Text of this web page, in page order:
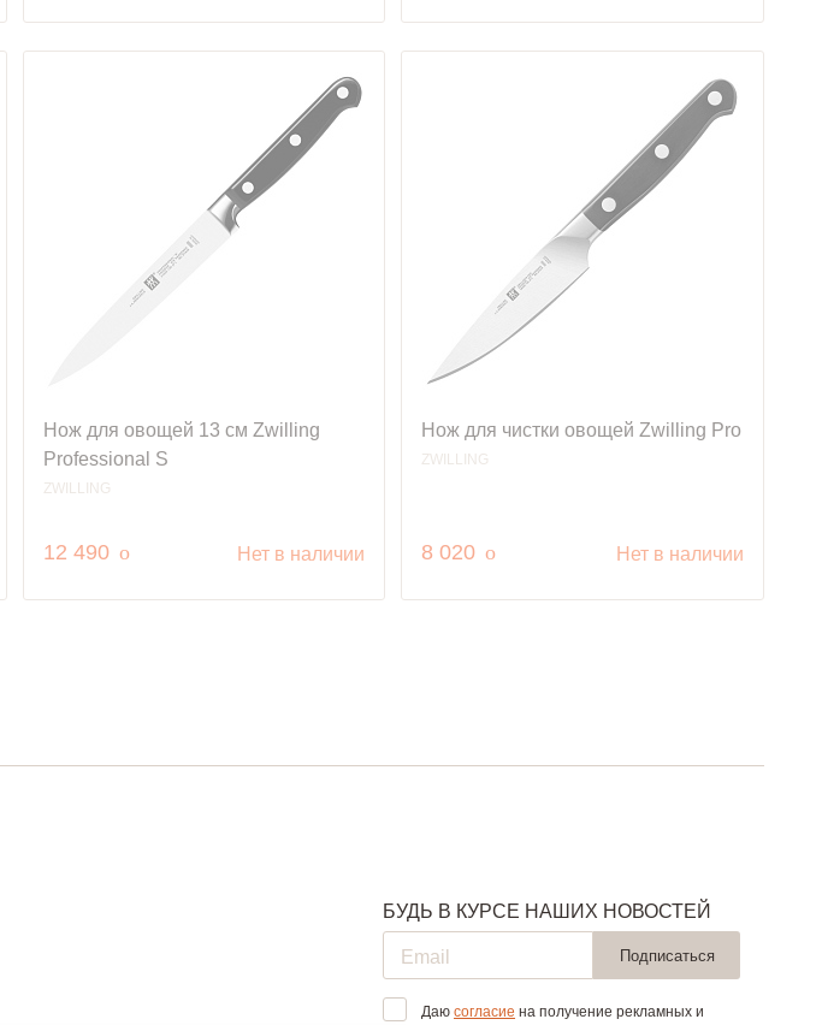
Нож для овощей 13 см Zwilling
Professional S
ZWILLING
12 490 руб.
o Нет в наличии
Нож для чистки овощей Zwilling Pro
ZWILLING
8 020 руб.
o Нет в наличии
БУДЬ В КУРСЕ НАШИХ НОВОСТЕЙ
Подписаться
Даюсогласие на получение рекламных и